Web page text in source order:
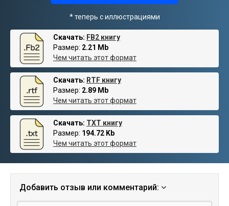
* теперь с иллюстрациями
Скачать: FB2 книгу
Размер: 2.21 Mb
Чем читать этот формат
Скачать: RTF книгу
Размер: 2.89 Mb
Чем читать этот формат
Скачать: TXT книгу
Размер: 194.72 Kb
Чем читать этот формат
Добавить отзыв или комментарий: